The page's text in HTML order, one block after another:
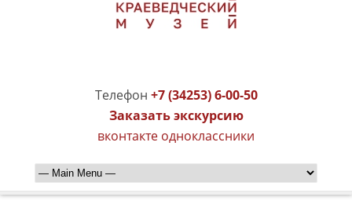
Телефон +7 (34253) 6-00-50
Заказать экскурсию
вконтакте одноклассники